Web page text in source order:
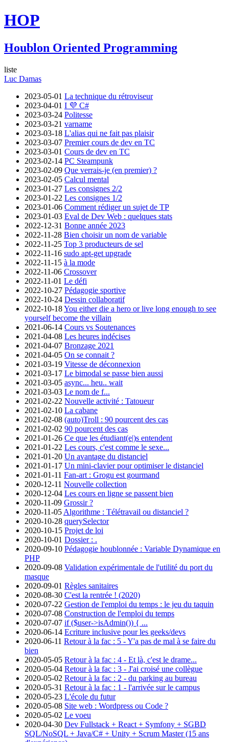
HOP
Houblon Oriented Programming
liste
Luc Damas
2023-05-01 La technique du rétroviseur
2023-04-01 I 💜 C#
2023-03-24 Politesse
2023-03-21 varname
2023-03-18 L'alias qui ne fait pas plaisir
2023-03-07 Premier cours de dev en TC
2023-03-01 Cours de dev en TC
2023-02-14 PC Steampunk
2023-02-09 Que verrais-je (en premier) ?
2023-02-05 Calcul mental
2023-01-27 Les consignes 2/2
2023-01-22 Les consignes 1/2
2023-01-06 Comment rédiger un sujet de TP
2023-01-03 Eval de Dev Web : quelques stats
2022-12-31 Bonne année 2023
2022-11-28 Bien choisir un nom de variable
2022-11-25 Top 3 producteurs de sel
2022-11-16 sudo apt-get upgrade
2022-11-15 à la mode
2022-11-06 Crossover
2022-11-01 Le défi
2022-10-27 Pédagogie sportive
2022-10-24 Dessin collaboratif
2022-10-18You either die a hero or live long enough to see
yourself become the villain
2021-06-14 Cours vs Soutenances
2021-04-08 Les heures indécises
2021-04-07 Bronzage 2021
2021-04-05 On se connait ?
2021-03-19 Vitesse de déconnexion
2021-03-17 Le bimodal se passe bien aussi
2021-03-05 async... heu.. wait
2021-03-03 Le nom de f...
2021-02-22 Nouvelle activité : Tatoueur
2021-02-10 La cabane
2021-02-08 (auto)Troll : 90 pourcent des cas
2021-02-02 90 pourcent des cas
2021-01-26 Ce que les étudiant(e|)s entendent
2021-01-22 Les cours, c'est comme le sexe...
2021-01-20 Un avantage du distanciel
2021-01-17 Un mini-clavier pour optimiser le distanciel
2021-01-11 Fan-art : Grogu est gourmand
2020-12-11 Nouvelle collection
2020-12-04 Les cours en ligne se passent bien
2020-11-09 Grossir ?
2020-11-05 Algorithme : Télétravail ou distanciel ?
2020-10-28 querySelector
2020-10-15 Projet de loi
2020-10-01 Dossier : .
2020-09-10 Pédagogie houblonnée : Variable Dynamique en
PHP
2020-09-08 Validation expérimentale de l'utilité du port du
masque
2020-09-01 Règles sanitaires
2020-08-30 C'est la rentrée ! (2020)
2020-07-22 Gestion de l'emploi du temps : le jeu du taquin
2020-07-08 Construction de l'emploi du temps
2020-07-07 if ($user->isAdmin()) { ...
2020-06-14 Ecriture inclusive pour les geeks/devs
2020-06-11 Retour à la fac : 5 - Y'a pas de mal à se faire du
bien
2020-05-05 Retour à la fac : 4 - Et là, c'est le drame...
2020-05-04 Retour à la fac : 3 - J'ai croisé une collègue
2020-05-02 Retour à la fac : 2 - du parking au bureau
2020-05-31 Retour à la fac : 1 - l'arrivée sur le campus
2020-05-23 L'école du futur
2020-05-08 Site web : Wordpress ou Code ?
2020-05-02 Le voeu
2020-04-30 Dev Fullstack + React + Symfony + SGBD
SQL/NoSQL + Java/C# + Unity + Scrum Master (15 ans